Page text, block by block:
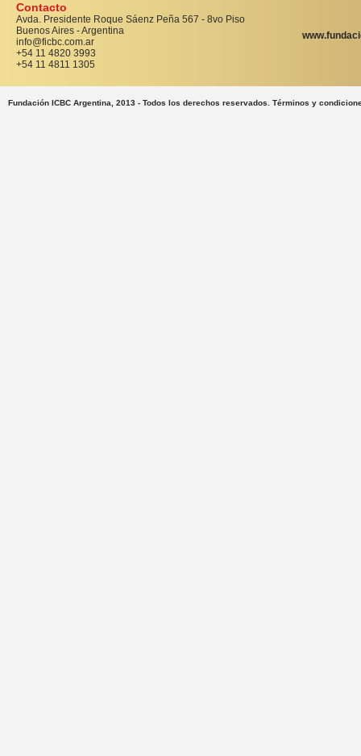
Contacto
Avda. Presidente Roque Sáenz Peña 567 - 8vo Piso
Buenos Aires - Argentina
info@ficbc.com.ar
+54 11 4820 3993
+54 11 4811 1305
Fundación ICBC Argentina, 2013 - Todos los derechos reservados. Términos y